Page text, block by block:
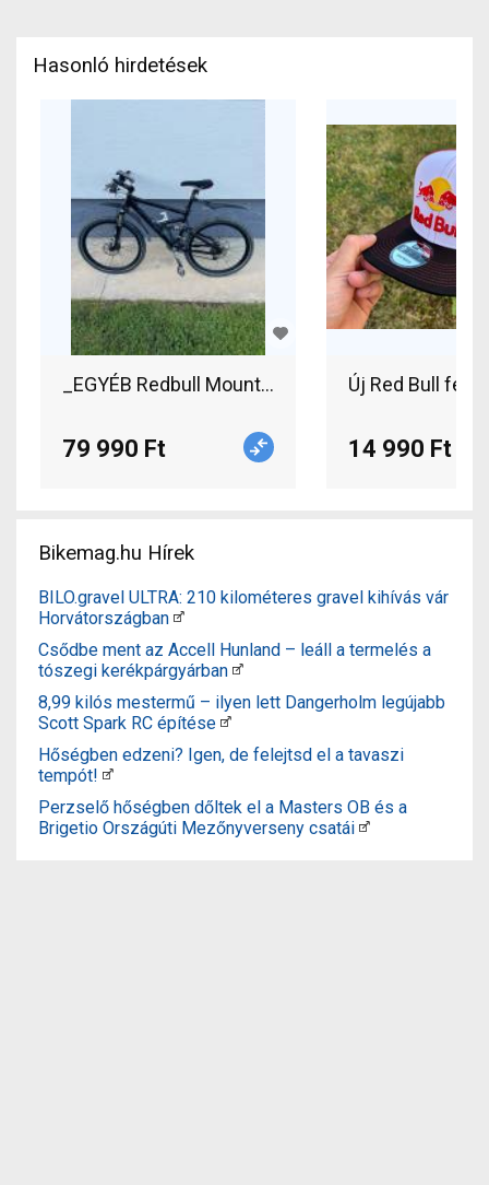
Hasonló hirdetések
_EGYÉB Redbull Mountain Bike Mountain Bike
79 990 Ft
Új Red Bull
14 990 Ft
Bikemag.hu Hírek
BILO.gravel ULTRA: 210 kilométeres gravel kihívás vár
Horvátországban
Csődbe ment az Accell Hunland – leáll a termelés a
tószegi kerékpárgyárban
8,99 kilós mestermű – ilyen lett Dangerholm legújabb
Scott Spark RC építése
Hőségben edzeni? Igen, de felejtsd el a tavaszi
tempót!
Perzselő hőségben dőltek el a Masters OB és a
Brigetio Országúti Mezőnyverseny csatái